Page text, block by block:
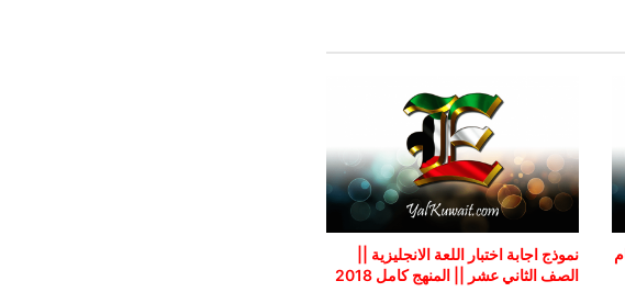
نموذج اجابة اختبار اللعة الانجليزية ||
الصف الثاني عشر || المنهج كامل 2018